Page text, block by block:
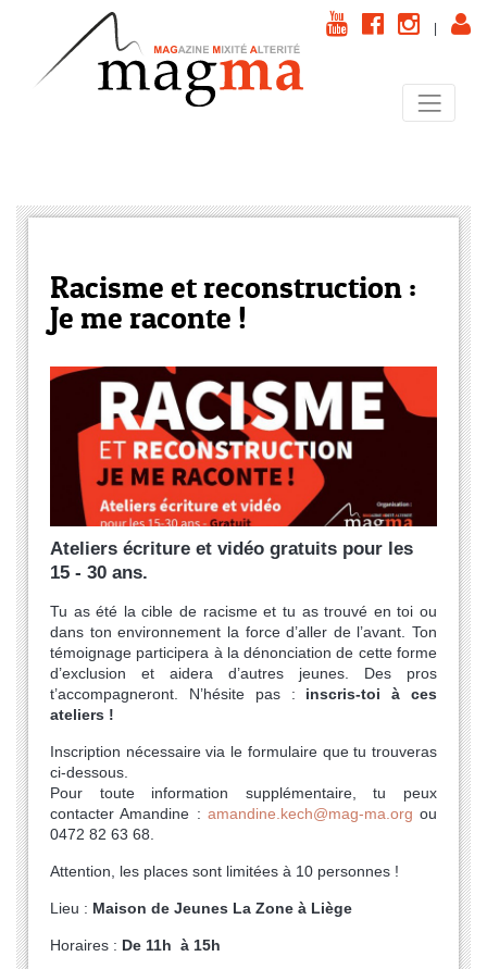
Racisme et reconstruction :
Je me raconte !
Ateliers écriture et vidéo gratuits pour les
15 - 30 ans.
Tu as été la cible de racisme et tu as trouvé en toi ou
dans ton environnement la force d’aller de l’avant. Ton
témoignage participera à la dénonciation de cette forme
d’exclusion et aidera d’autres jeunes. Des pros
t’accompagneront. N’hésite pas : inscris-toi à ces
ateliers !
Inscription nécessaire via le formulaire que tu trouveras
ci-dessous.
Pour toute information supplémentaire, tu peux
contacter Amandine : amandine.kech@mag-ma.org ou
0472 82 63 68.
Attention, les places sont limitées à 10 personnes !
Lieu : Maison de Jeunes La Zone à Liège
Horaires : De 11h à 15h